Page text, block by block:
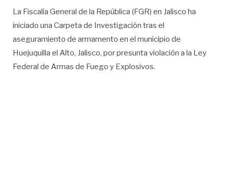
La Fiscalía General de la República (FGR) en Jalisco ha
iniciado una Carpeta de Investigación tras el
aseguramiento de armamento en el municipio de
Huejuquilla el Alto, Jalisco, por presunta violación a la Ley
Federal de Armas de Fuego y Explosivos.